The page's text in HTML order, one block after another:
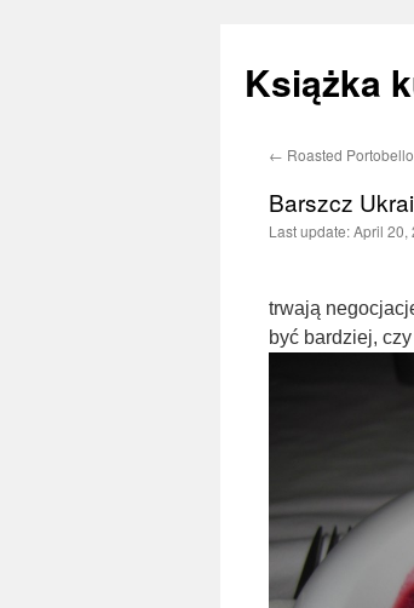
Książka
Skip
← Roasted
Barszcz
Last update:April 20,
trwają
być bardziej,